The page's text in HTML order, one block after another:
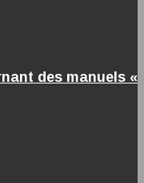
des manuels «